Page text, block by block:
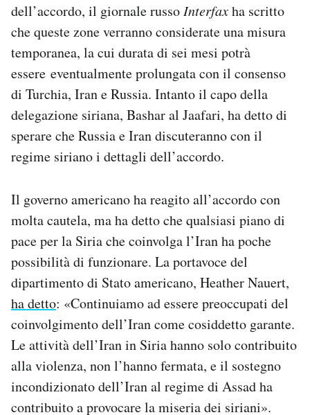
dell’accordo, il giornale russo Interfaxha scritto
che queste zone verranno considerate una misura
temporanea, la cui durata di sei mesi potrà
essere eventualmente prolungata con il consenso
di Turchia, Iran e Russia. Intanto il capo della
delegazione siriana, Bashar al Jaafari, ha detto di
sperare che Russia e Iran discuteranno con il
regime siriano i dettagli dell’accordo.
Il governo americano ha reagito all’accordo con
molta cautela, ma ha detto che qualsiasi piano di
pace per la Siria che coinvolga l’Iran ha poche
possibilità di funzionare. La portavoce del
dipartimento di Stato americano, Heather Nauert,
ha detto: «Continuiamo ad essere preoccupati del
coinvolgimento dell’Iran come cosiddetto garante.
Le attività dell’Iran in Siria hanno solo contribuito
alla violenza, non l’hanno fermata, e il sostegno
incondizionato dell’Iran al regime di Assad ha
contribuito a provocare la miseria dei siriani».